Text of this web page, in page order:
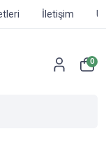
İletişim
0